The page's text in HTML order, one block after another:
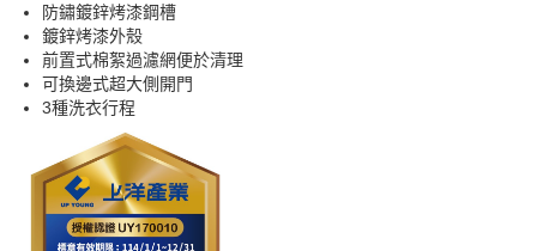
防鏽鍍鋅烤漆鋼槽
鍍鋅烤漆外殼
前置式棉絮過濾網便於清理
可換邊式超大側開門
3種洗衣行程